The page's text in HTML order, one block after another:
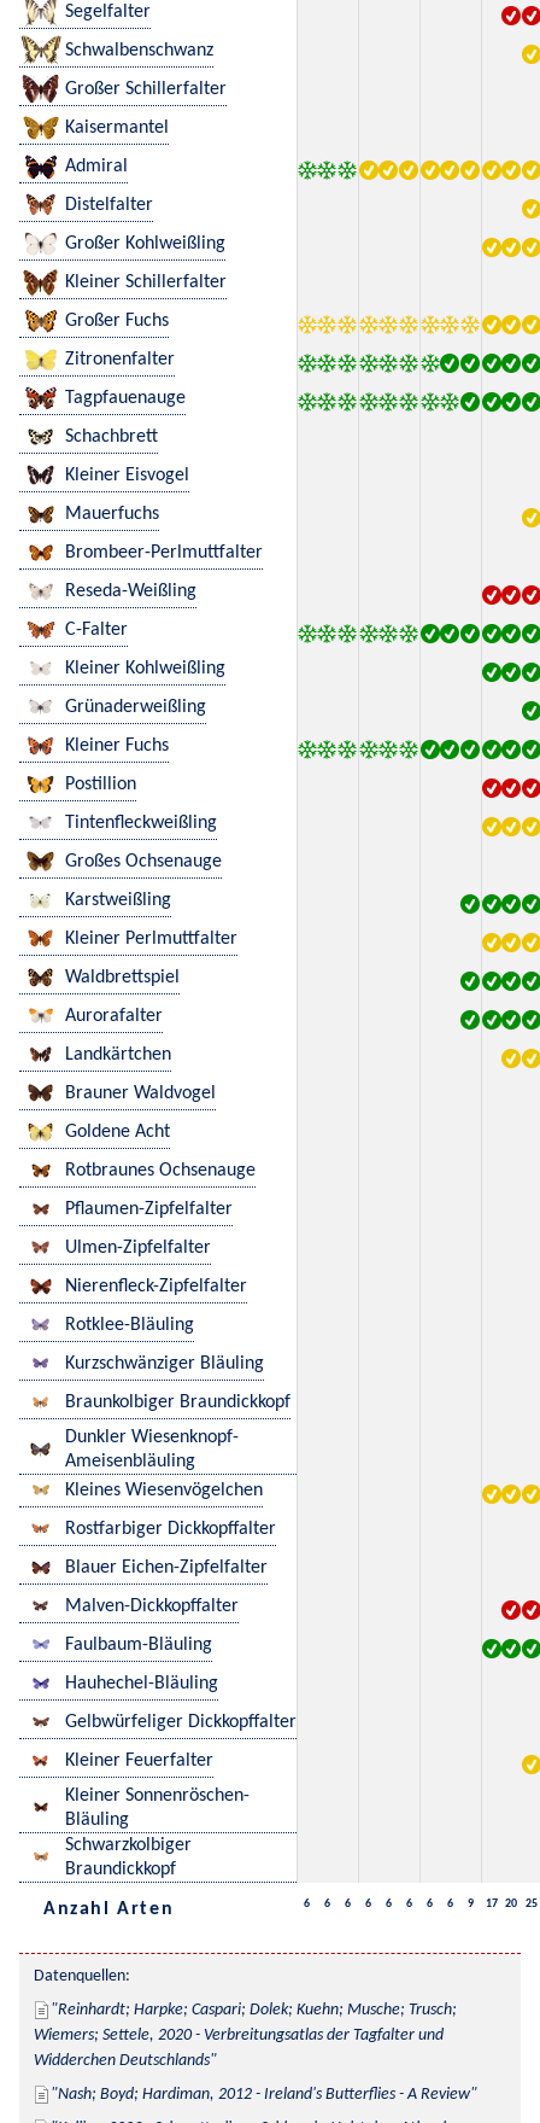
Segelfalter
Schwalbenschwanz
Großer Schillerfalter
Kaisermantel
Admiral
Distelfalter
Großer Kohlweißling
Kleiner Schillerfalter
Großer Fuchs
Zitronenfalter
Tagpfauenauge
Schachbrett
Kleiner Eisvogel
Mauerfuchs
Brombeer-Perlmuttfalter
Reseda-Weißling
C-Falter
Kleiner Kohlweißling
Grünaderweißling
Kleiner Fuchs
Postillion
Tintenfleckweißling
Großes Ochsenauge
Karstweißling
Kleiner Perlmuttfalter
Waldbrettspiel
Aurorafalter
Landkärtchen
Brauner Waldvogel
Goldene Acht
Rotbraunes Ochsenauge
Pflaumen-Zipfelfalter
Ulmen-Zipfelfalter
Nierenfleck-Zipfelfalter
Rotklee-Bläuling
Kurzschwänziger Bläuling
Braunkolbiger Braundickkopf
Dunkler Wiesenknopf-
Ameisenbläuling
Kleines Wiesenvögelchen
Rostfarbiger Dickkopffalter
Blauer Eichen-Zipfelfalter
Malven-Dickkopffalter
Faulbaum-Bläuling
Hauhechel-Bläuling
Gelbwürfeliger Dickkopffalter
Kleiner Feuerfalter
Kleiner Sonnenröschen-
Bläuling
Schwarzkolbiger
Braundickkopf
Anzahl Arten 6 6 6 6 6 6 6 6 9 17 20 25
Datenquellen:
Reinhardt; Harpke; Caspari; Dolek; Kuehn; Musche; Trusch;
Wiemers; Settele, 2020 - Verbreitungsatlas der Tagfalter und
Widderchen Deutschlands
Nash; Boyd; Hardiman, 2012 - Ireland's Butterflies - A Review